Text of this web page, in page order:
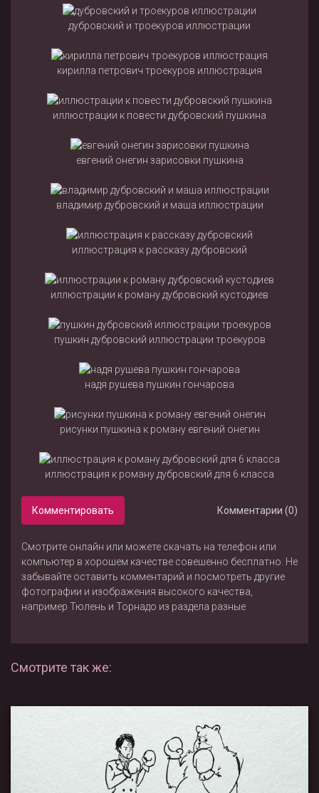
дубровский и троекуров иллюстрации
кирилла петрович троекуров иллюстрация
иллюстрации к повести дубровский пушкина
евгений онегин зарисовки пушкина
владимир дубровский и маша иллюстрации
иллюстрация к рассказу дубровский
иллюстрации к роману дубровский кустодиев
пушкин дубровский иллюстрации троекуров
надя рушева пушкин гончарова
рисунки пушкина к роману евгений онегин
иллюстрация к роману дубровский для 6 класса
Комментировать Комментарии (0)
Смотрите онлайн или можете скачать на телефон или
компьютер в хорошем качестве совешенно бесплатно. Не
забывайте оставить комментарий и посмотреть другие
фотографии и изображения высокого качества,
например Тюлень и Торнадо из раздела разные
Смотрите так же: